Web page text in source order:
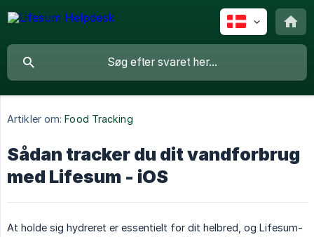
Artikler om: Food Tracking
Sådan tracker du dit vandforbrug
med Lifesum - iOS
At holde sig hydreret er essentielt for dit helbred, og Lifesum-